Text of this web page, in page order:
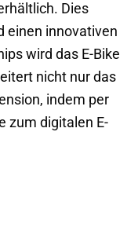
Dies
einen innovativen
wird das E-Bike
nicht nur das
indem per
zum digitalen E-